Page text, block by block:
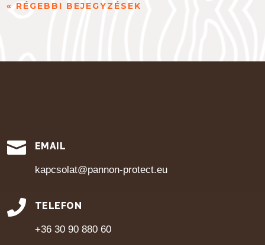
« RÉGEBBI BEJEGYZÉSEK
 EMAIL
kapcsolat@pannon-protect.eu
 TELEFON
+36 30 90 880 60